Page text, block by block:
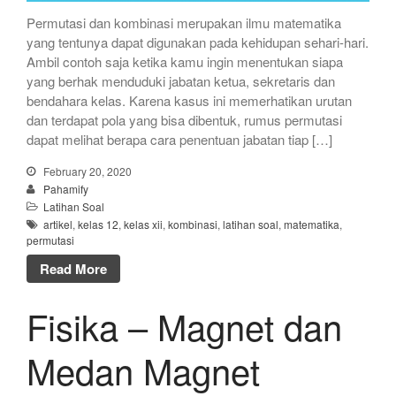
Permutasi dan kombinasi merupakan ilmu matematika
yang tentunya dapat digunakan pada kehidupan sehari-hari.
Ambil contoh saja ketika kamu ingin menentukan siapa
yang berhak menduduki jabatan ketua, sekretaris dan
bendahara kelas. Karena kasus ini memerhatikan urutan
dan terdapat pola yang bisa dibentuk, rumus permutasi
dapat melihat berapa cara penentuan jabatan tiap […]
February 20, 2020
Pahamify
Latihan Soal
artikel, kelas 12, kelas xii, kombinasi, latihan soal, matematika,
permutasi
Read More
Fisika – Magnet dan
Medan Magnet